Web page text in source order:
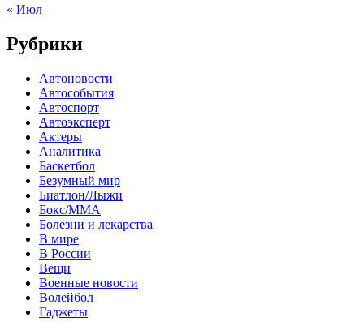
« Июл
Рубрики
Автоновости
Автособытия
Автоспорт
Автоэксперт
Актеры
Аналитика
Баскетбол
Безумный мир
Биатлон/Лыжи
Бокс/MMA
Болезни и лекарства
В мире
В России
Вещи
Военные новости
Волейбол
Гаджеты